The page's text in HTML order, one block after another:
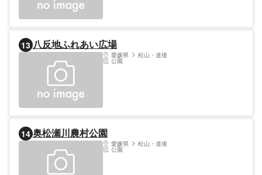
13 八反地ふれあい広場
愛媛県 松山・道後
公園
14 奥松瀬川農村公園
愛媛県 松山・道後
公園